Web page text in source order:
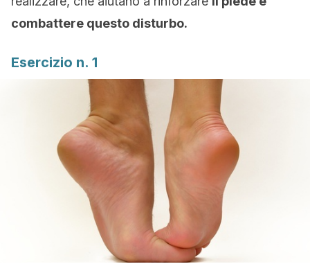
combattere questo disturbo.
Esercizio n. 1